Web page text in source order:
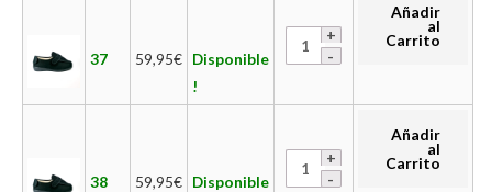
37 59,95€ Disponible
!
Añadir
al
Carrito
38 59,95€ Disponible
Añadir
al
Carrito